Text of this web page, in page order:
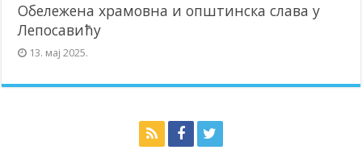
Обележена храмовна и општинска слава у
Лепосавићу
13. мај 2025.